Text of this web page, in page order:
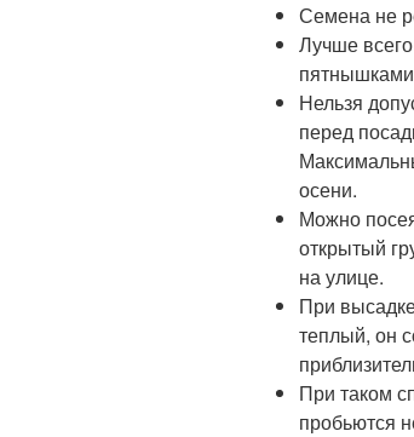
Семена не
Лучше
пятнышками
Нельзя
перед
осени.
Можно
открытый
на улице.
При
теплый, он
При таком
пробьются